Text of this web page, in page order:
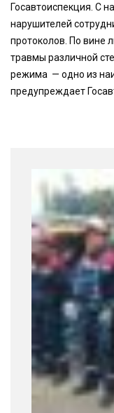
Госавтоиспекция. С
нарушителей
протоколов. По вине
травмы различной
режима — одно из
предупреждает